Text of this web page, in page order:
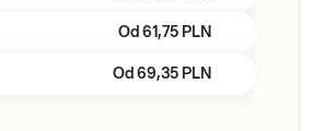
Od 61,75 PLN
Od 69,35 PLN